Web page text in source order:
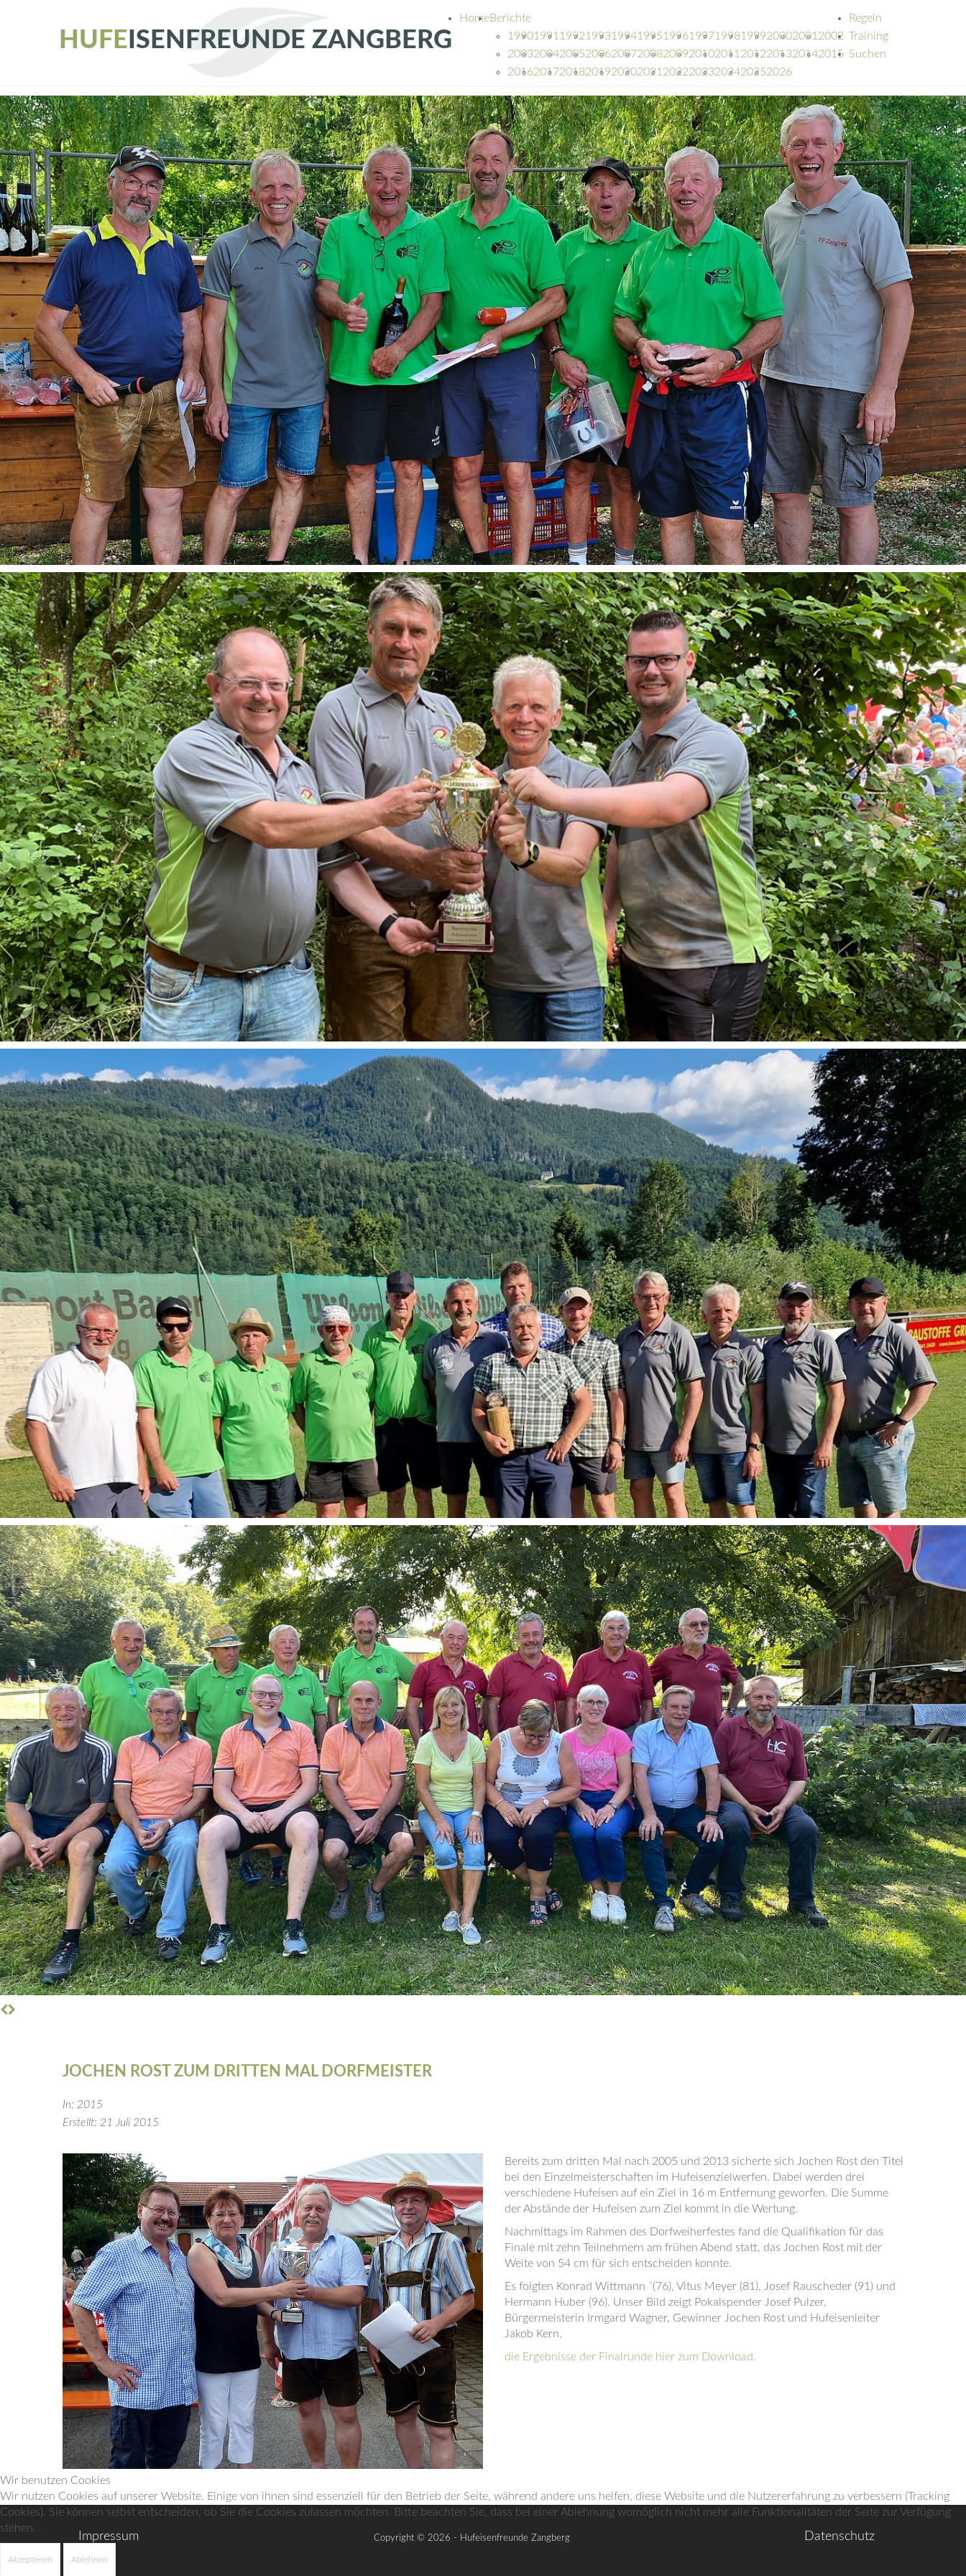
H U F E S E N F R EU N D E ZAN G B E RG
HomeBerichte
19901991 1992199319941995199619971998199920002001 2002
200320042005200620072008200920102011 2012201320142015
201620172018201920202021 20222023202420252026
Regeln
Training
Suchen
JOCHEN ROST ZUM DRITTEN MAL DORFMEISTER
In: 2015
Erstellt: 21 Juli 2015
Bereits zum dritten Mal nach 2005 und 2013 sicherte sich Jochen Rost den Titel
bei den Einzelmeisterschaften im Hufeisenzielwerfen. Dabei werden drei
verschiedene Hufeisen auf ein Ziel in 16 m Entfernung geworfen. Die Summe
der Abstände der Hufeisen zum Ziel kommt in die Wertung.
Nachmittags im Rahmen des Dorfweiherfestes fand die Qualifikation für das
Finale mit zehn Teilnehmern am frühen Abend statt, das Jochen Rost mit der
Weite von 54 cm für sich entscheiden konnte.
Es folgten Konrad Wittmann ´(76), Vitus Meyer (81), Josef Rauscheder (91) und
Hermann Huber (96). Unser Bild zeigt Pokalspender Josef Pulzer,
Bürgermeisterin Irmgard Wagner, Gewinner Jochen Rost und Hufeisenleiter
Jakob Kern.
die Ergebnisse der Finalrunde hier zum Download.
Impressum
Copyright © 2026 - Hufeisenfreunde Zangberg
Datenschutz
Wir benutzen Cookies
Wir nutzen Cookies auf unserer Website. Einige von ihnen sind essenziell für den Betrieb der Seite, während andere uns helfen, diese Website und die Nutzererfahrung zu verbessern (Tracking
Cookies). Sie können selbst entscheiden, ob Sie die Cookies zulassen möchten. Bitte beachten Sie, dass bei einer Ablehnung womöglich nicht mehr alle Funktionalitäten der Seite zur Verfügung
stehen.
Akzeptieren Ablehnen